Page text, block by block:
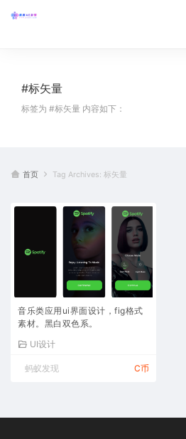
#标矢量
标签为 #标矢量 内容如下：
首页 Tag Archives: 标矢量
音乐类应用ui界面设计，fig格式
素材。黑白双色系。
UI设计
蚂蚁发现 C币